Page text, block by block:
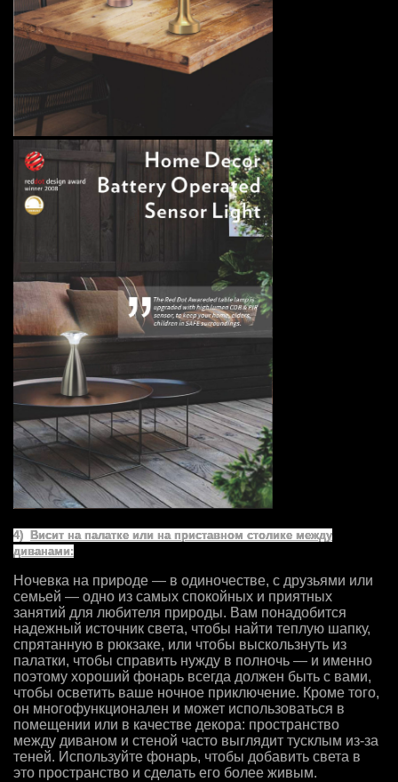
4)
Висит на палатке или на приставном столике между
диванами:
Ночевка на природе — в одиночестве, с друзьями или
семьей — одно из самых спокойных и приятных
занятий для любителя природы. Вам понадобится
надежный источник света, чтобы найти теплую шапку,
спрятанную в рюкзаке, или чтобы выскользнуть из
палатки, чтобы справить нужду в полночь — и именно
поэтому хороший фонарь всегда должен быть с вами,
чтобы осветить ваше ночное приключение. Кроме того,
он многофункционален и может использоваться в
помещении или в качестве декора: пространство
между диваном и стеной часто выглядит тусклым из-за
теней. Используйте фонарь, чтобы добавить света в
это пространство и сделать его более живым.